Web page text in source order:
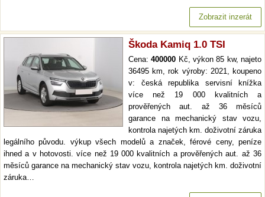
Zobrazit inzerát
Škoda Kamiq 1.0 TSI
Cena:400000 Kč, výkon 85 kw, najeto
36495 km, rok výroby: 2021, koupeno
v: česká republika servisní knížka
více než 19 000 kvalitních a
prověřených aut. až 36 měsíců
garance na mechanický stav vozu,
kontrola najetých km. doživotní záruka
legálního původu. výkup všech modelů a značek, férové ceny, peníze
ihned a v hotovosti. více než 19 000 kvalitních a prověřených aut. až 36
měsíců garance na mechanický stav vozu, kontrola najetých km. doživotní
záruka…